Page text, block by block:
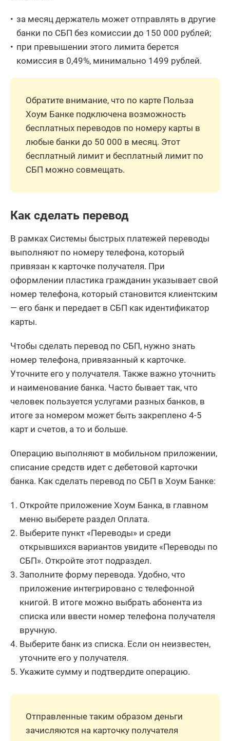
за месяц держатель может отправлять в другие
банки по СБП без комиссии до 150 000 рублей;
при превышении этого лимита берется
комиссия в 0,49%, минимально 1499 рублей.
Обратите внимание, что по карте Польза
Хоум Банке подключена возможность
бесплатных переводов по номеру карты в
любые банки до 50 000 в месяц. Этот
бесплатный лимит и бесплатный лимит по
СБП можно совмещать.
Как сделать перевод
В рамках Системы быстрых платежей переводы
выполняют по номеру телефона, который
привязан к карточке получателя. При
оформлении пластика гражданин указывает свой
номер телефона, который становится клиентским
— его банк и передает в СБП как идентификатор
карты.
Чтобы сделать перевод по СБП, нужно знать
номер телефона, привязанный к карточке.
Уточните его у получателя. Также важно уточнить
и наименование банка. Часто бывает так, что
человек пользуется услугами разных банков, в
итоге за номером может быть закреплено 4-5
карт и счетов, а то и больше.
Операцию выполняют в мобильном приложении,
списание средств идет с дебетовой карточки
банка. Как сделать перевод по СБП в Хоум Банке:
Откройте приложение Хоум Банка, в главном
меню выберете раздел Оплата.
Выберите пункт «Переводы» и среди
открывшихся вариантов увидите «Переводы по
СБП». Откройте этот подраздел.
Заполните форму перевода. Удобно, что
приложение интегрировано с телефонной
книгой. В итоге можно выбрать абонента из
списка или ввести номер телефона получателя
вручную.
Выберите банк из списка. Если он неизвестен,
уточните его у получателя.
Укажите сумму и подтвердите операцию.
Отправленные таким образом деньги
зачисляются на карточку получателя